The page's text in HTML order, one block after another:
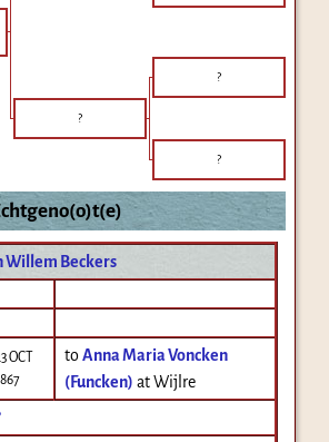
?
?
?
Willem Beckers
OCT
toAnna Maria Voncken
(Funcken) at Wijlre